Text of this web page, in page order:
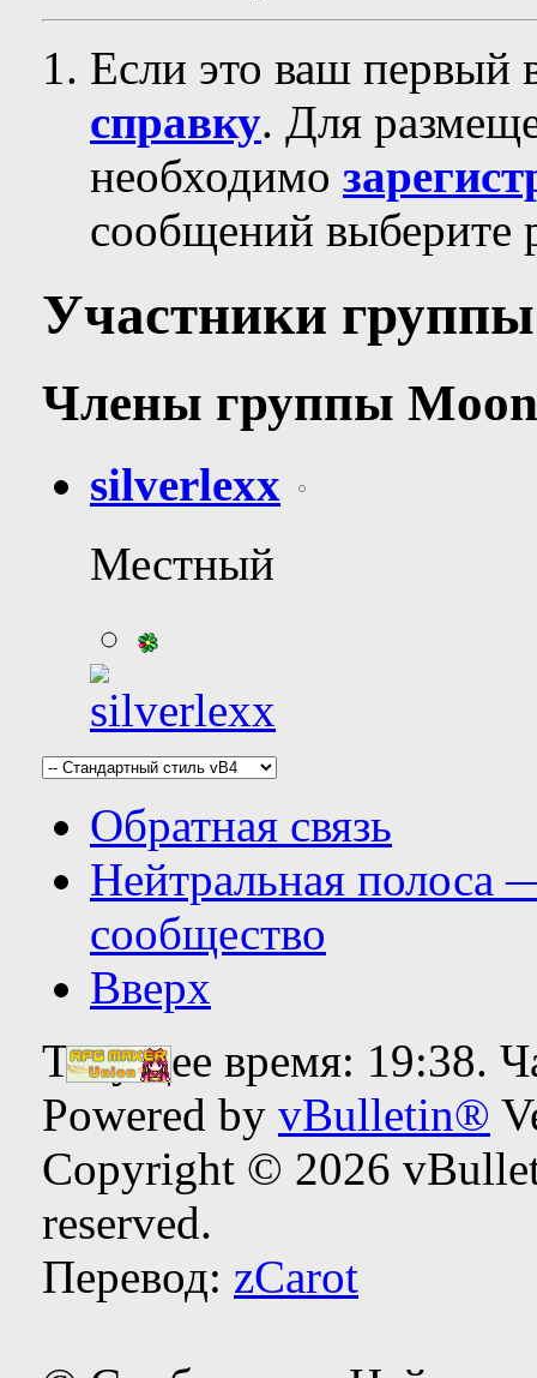
Если это ваш первый
справку. Для
необходимо
сообщений выберите
Участники группы
Члены группы
silverlexx
Местный
Обратная связь
Нейтральная полоса
сообщество
Вверх
Текущее время: 19:38.
Powered by vBulletin®
Copyright © 2026
reserved.
Перевод: zCarot